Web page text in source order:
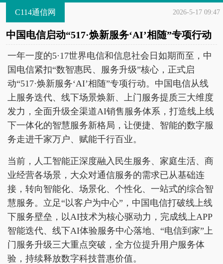
C114通信网 2026-5-17 09:47
中国电信启动“517·焕新服务‘AI’相随”专项行动
一年一度的5·17世界电信和信息社会日如期而至，中
国电信紧扣“数智惠民、服务升级”核心，正式启
动“517·焕新服务‘AI’相随”专项行动。中国电信从线
上服务迭代、线下场景焕新、上门服务提质三大维度
发力，全面升级全渠道AI销售服务体系，打造线上线
下一体化的智慧服务新格局，让便捷、智能的数字服
务走进千家万户、赋能千行百业。
当前，人工智能正深度融入民生服务、家庭生活、商
业经营各场景，大众对通信服务的需求已从基础连
接，转向智能化、场景化、个性化、一站式的综合智
慧服务。立足“以客户为中心”，中国电信打破线上线
下服务壁垒，以AI技术为核心驱动力，完成线上APP
智能迭代、线下AI体验服务中心落地、“电信到家”上
门服务升级三大重点突破，全方位提升用户服务体
验，持续释放数字科技普惠价值。